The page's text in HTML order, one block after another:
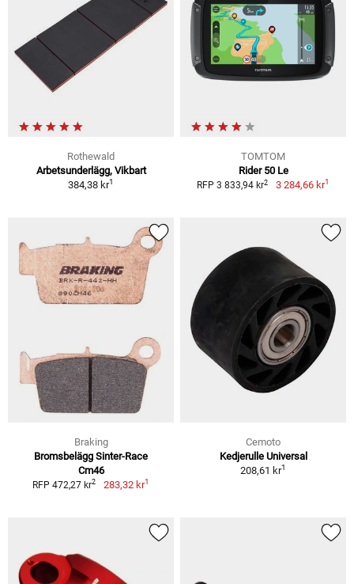
Rothewald
Arbetsunderlägg, Vikbart
384,38 kr1
TOMTOM
Rider 50 Le
RFP 3 833,94 kr2 3 284,66 kr1
Braking
Bromsbelägg Sinter-Race
Cm46
RFP 472,27 kr2 283,32 kr1
Cemoto
Kedjerulle Universal
208,61 kr1